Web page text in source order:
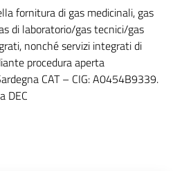
fornitura di gas medicinali, gas
di laboratorio/gas tecnici/gas
nonché servizi integrati di
procedura aperta
CAT – CIG: A0454B9339.
DEC